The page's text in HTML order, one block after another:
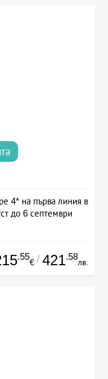
4* на първа линия в
до 6 септември
.55
€ / 421.58
лв.